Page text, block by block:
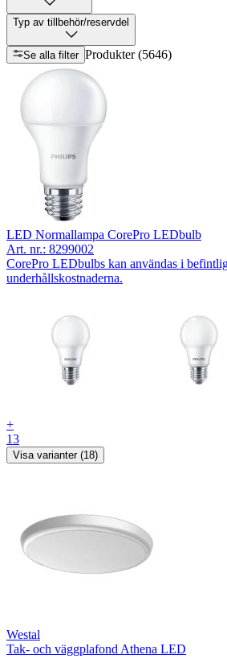
Typ av tillbehör/reservdel
Se alla filter Produkter (5646)
LED Normallampa CorePro LEDbulb
Art. nr.: 8299002
CorePro LEDbulbs kan användas i
underhållskostnaderna.
+
13
Visa varianter (18)
Westal
Tak- och väggplafond Athena LED